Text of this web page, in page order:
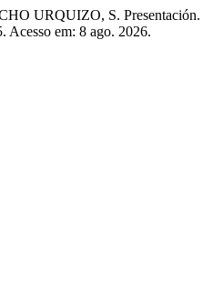
URQUIZO, S. Presentación.
Acesso em: 8 ago. 2026.